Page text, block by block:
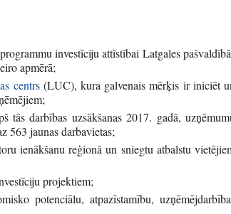
investīciju attīstībai Latgales
apmērā;
centrs(LUC), kura galvenais mērķis ir iniciēt
tās darbības uzsākšanas 2017. gadā,
563 jaunas darbavietas;
ienākšanu reģionā un sniegtu atbalstu
projektiem;
potenciālu, atpazīstamību,